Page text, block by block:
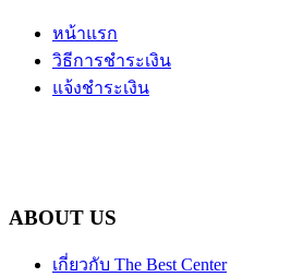
หน้าแรก
วิธีการชำระเงิน
แจ้งชำระเงิน
ABOUT US
เกี่ยวกับ The Best Center